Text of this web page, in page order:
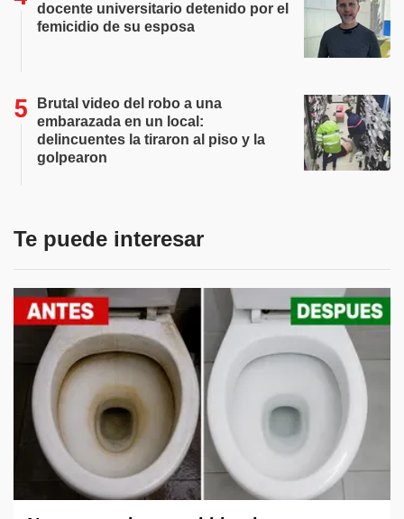
docente universitario detenido por el
femicidio de su esposa
Brutal video del robo a una
embarazada en un local:
delincuentes la tiraron al piso y la
golpearon
Te puede interesar